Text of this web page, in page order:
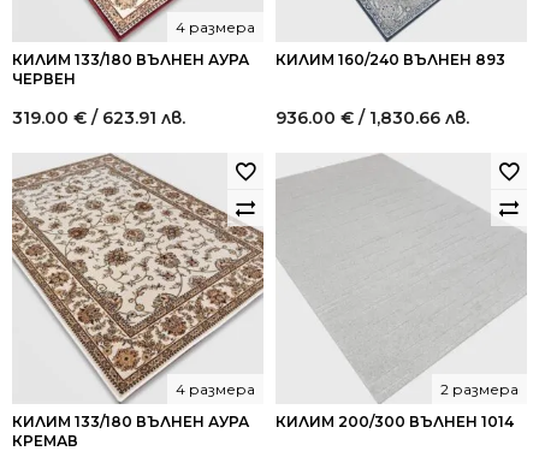
КИЛИМ 133/180 ВЪЛНЕН АУРА
ЧЕРВЕН
4 размера
319.00 € / 623.91 лв.
КИЛИМ 160/240 ВЪЛНЕН 893
936.00 € / 1,830.66 лв.
КИЛИМ 133/180 ВЪЛНЕН АУРА
КРЕМАВ
4 размера
КИЛИМ 200/300 ВЪЛНЕН 1014
2 размера